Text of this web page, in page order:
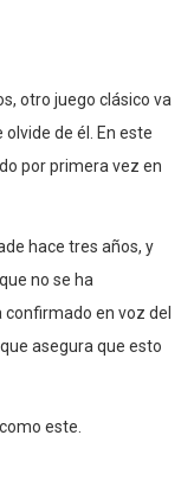
otro juego clásico va
de él. En este
por primera vez en
hace tres años, y
no se ha
en voz del
asegura que esto
este.